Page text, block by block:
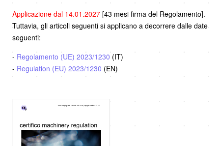
Applicazione dal 14.01.2027 [43 mesi firma del Regolamento].
Tuttavia, gli articoli seguenti si applicano a decorrere dalle date
seguenti:
- Regolamento (UE) 2023/1230 (IT)
- Regulation (EU) 2023/1230 (EN)